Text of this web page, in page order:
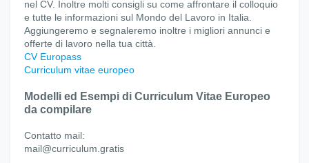
nel CV. Inoltre molti consigli su come affrontare il colloquio
e tutte le informazioni sul Mondo del Lavoro in Italia.
Aggiungeremo e segnaleremo inoltre i migliori annunci e
offerte di lavoro nella tua città.
CV Europass
Curriculum vitae europeo
Modelli ed Esempi di Curriculum Vitae Europeo
da compilare
Contatto mail:
mail@curriculum.gratis